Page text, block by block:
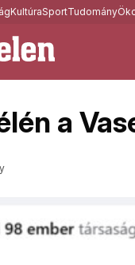
KultúraSportTudomány
a